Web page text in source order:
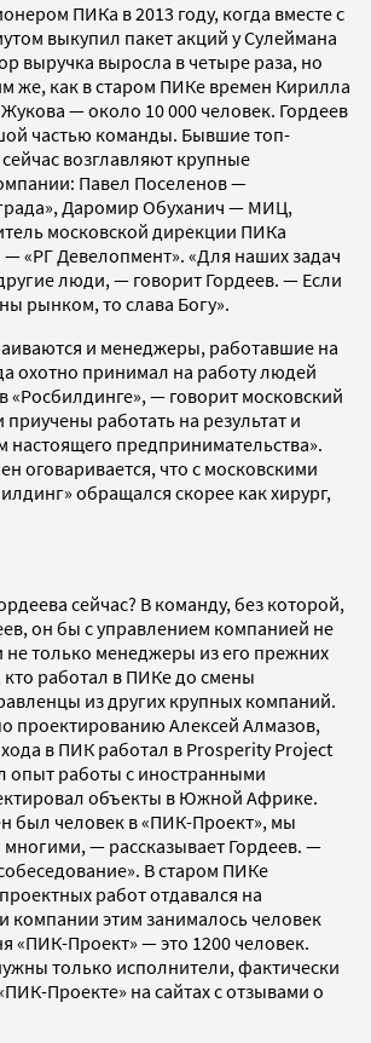
ПИКа в 2013 году, когда вместе с
выкупил пакет акций у Сулеймана
выручка выросла в четыре раза, но
же, как в старом ПИКе времен Кирилла
— около 10 000 человек. Гордеев
частью команды. Бывшие топ-
возглавляют крупные
Павел Поселенов —
Даромир Обуханич — МИЦ,
московской дирекции ПИКа
— «РГ Девелопмент». «Для наших задач
люди, — говорит Гордеев. — Если
рынком, то слава Богу».
и менеджеры, работавшие на
охотно принимал на работу людей
«Росбилдинге», — говорит московский
работать на результат и
настоящего предпринимательства».
оговаривается, что с московскими
обращался скорее как хирург,
сейчас? В команду, без которой,
он бы с управлением компанией не
только менеджеры из его прежних
кто работал в ПИКе до смены
из других крупных компаний.
проектированию Алексей Алмазов,
в ПИК работал в Prosperity Project
опыт работы с иностранными
объекты в Южной Африке.
был человек в «ПИК-Проект», мы
многими, — рассказывает Гордеев. —
В старом ПИКе
работ отдавался на
компании этим занималось человек
«ПИК-Проект» — это 1200 человек.
только исполнители, фактически
Проекте» на сайтах с отзывами о